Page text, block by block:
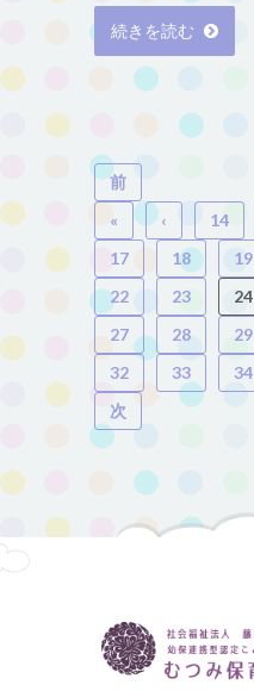
続きを読む
前
«
‹ 14
17
18 19
22
23 24
27
28 29
32
33 34
次